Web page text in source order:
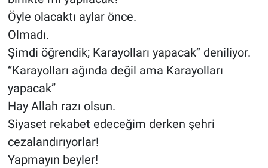
Öyle olacaktı aylar önce.
Olmadı.
Şimdi öğrendik; Karayolları yapacak” deniliyor.
“Karayolları ağında değil ama Karayolları
yapacak”
Hay Allah razı olsun.
Siyaset rekabet edeceğim derken şehri
cezalandırıyorlar!
Yapmayın beyler!